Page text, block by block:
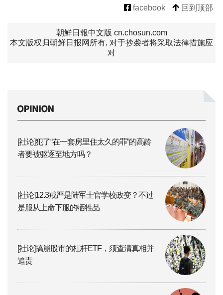
facebook 回到顶部
朝鮮日報中文版 cn.chosun.com
本文版权归朝鲜日报网所有, 对于抄袭者将采取法律措施应
对
[社论]犯了“在一套房里住太久的罪”的高龄
者要被驱逐至地方吗？
[社论]12.3戒严是陆军士官学校政变？不过
是服从上命下服的牺牲品
[社论]搞崩股市的杠杆ETF，须查清真相并
追责